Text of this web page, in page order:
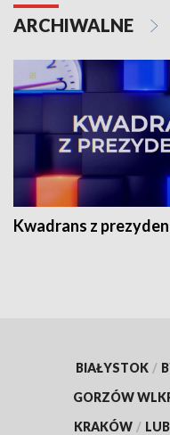
ARCHIWALNE
Kwadrans z
BIAŁYSTOK /
GORZÓW
KRAKÓW /